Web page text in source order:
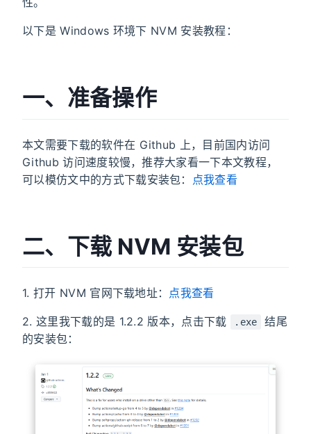
以下是 Windows 环境下 NVM 安装教程：
一、准备操作
本文需要下载的软件在 Github 上，目前国内访问
Github 访问速度较慢，推荐大家看一下本文教程，
可以模仿文中的方式下载安装包：
点我查看
二、下载 NVM 安装包
1. 打开 NVM 官网下载地址： 点我查看
2. 这里我下载的是 1.2.2 版本，点击下载 .exe
结尾
的安装包：